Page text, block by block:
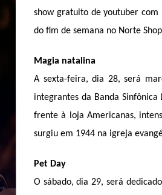
show gratuito de youtuber com
do fim de semana no Norte
Magia natalina
A sexta-feira, dia 28, será
integrantes da Banda Sinfônica
frente à loja Americanas,
surgiu em 1944 na igreja
Pet Day
O sábado, dia 29, será